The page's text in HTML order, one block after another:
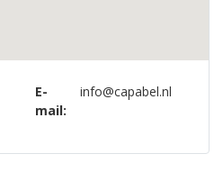
E-
mail:
info@capabel.nl